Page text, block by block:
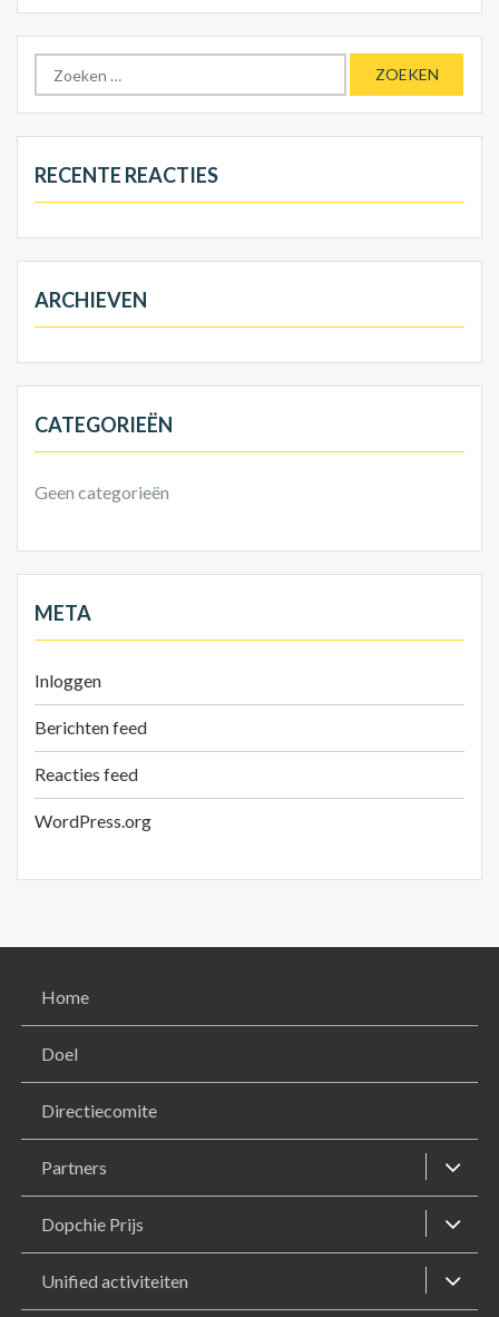
RECENTE REACTIES
ARCHIEVEN
CATEGORIEËN
Geen categorieën
META
Inloggen
Berichten feed
Reacties feed
WordPress.org
Home
Doel
Directiecomite
Partners
Dopchie Prijs
Unified activiteiten